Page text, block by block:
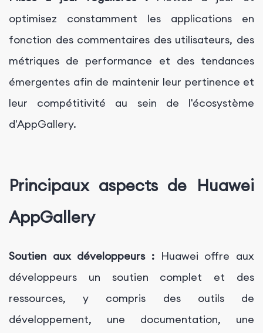
optimisez constamment les applications en
fonction des commentaires des utilisateurs, des
métriques de performance et des tendances
émergentes afin de maintenir leur pertinence et
leur compétitivité au sein de l'écosystème
d'AppGallery.
Principaux aspects de Huawei
AppGallery
Soutien aux développeurs : Huawei offre aux
développeurs un soutien complet et des
ressources, y compris des outils de
développement, une documentation, une